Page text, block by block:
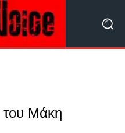
του Μάκη